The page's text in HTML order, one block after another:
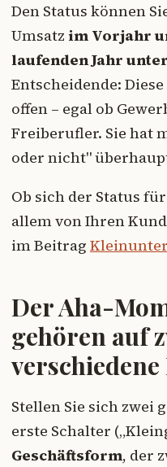
Den Status können
Umsatz im Vorjahr
laufenden Jahr unter
Entscheidende:
offen – egal ob
Freiberufler. Sie hat
oder nicht"
Ob sich der Status
allem von Ihren
im Beitrag
Der Aha-
gehören auf
verschiedene
Stellen Sie sich zwei
erste Schalter
Geschäftsform, der